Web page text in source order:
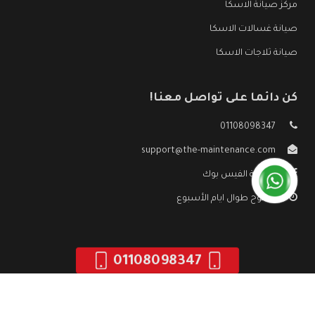
مركز صيانة الاسكا
صيانة غسالات الاسكا
صيانة ثلاجات الاسكا
كن دائما على تواصل معنا!
01108098347
support@the-maintenance.com
صفحة الفيس بوك
مفتوح طوال ايام الأسبوع
01108098347